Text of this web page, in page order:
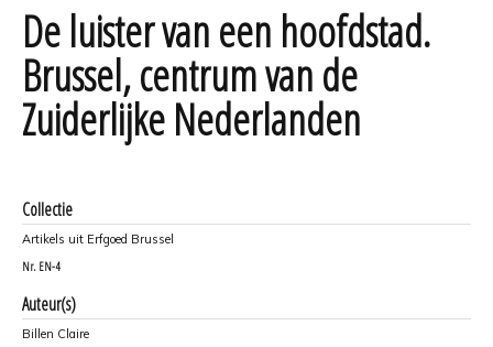
De luister van een hoofdstad.
Brussel, centrum van de
Zuiderlijke Nederlanden
Collectie
Artikels uit Erfgoed Brussel
Nr. EN-4
Auteur(s)
Billen Claire